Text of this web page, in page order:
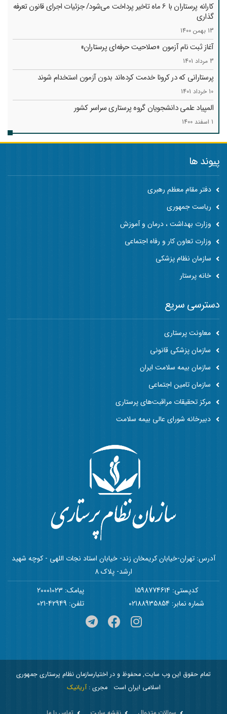
کارانه‌ پرستاران با 6 ماه تاخیر پرداخت می‌شود/ جزئیات اجرای قانون تعرفه
گذاری
13 بهمن 1400
آغاز ثبت نام آزمون «صلاحیت حرفه‌ای پرستاران»
3 مرداد 1401
پرستارانی که در کرونا خدمت کرد‌ه‌اند بدون آزمون استخدام شوند
10 خرداد 1401
المپیاد علمی دانشجویان گروه پرستاری سراسر کشور
1 اسفند 1400
پیوند ها
دفتر مقام معظم رهبری
ریاست جمهوری
وزارت بهداشت ، درمان و آموزش
وزارت تعاون کار و رفاه اجتماعی
سازمان نظام پزشکی
خانه پرستار
آدرس: تهران-خیابان کریمخان زند- خیابان استاد نجات اللهی - کوچه شهید
ارشد- پلاک 8
کدپستی: 1598774614
پیامک: 20001023
شماره نمابر: 02188935854
تلفن: 42949-021
دسترسی سریع
معاونت پرستاری
سازمان پزشکی قانونی
سازمان بیمه سلامت ایران
سازمان تامین اجتماعی
مرکز تحقیقات مراقبت‌های پرستاری
دبیرخانه شورای عالی بیمه سلامت
تمام حقوق این وب سایت, محفوظ و در اختیارسازمان نظام پرستاری جمهوری
اسلامی ایران است
مجری :آریانیک